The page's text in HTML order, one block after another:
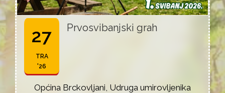
27
TRA
'26
Prvosvibanjski grah
Općina Brckovljani, Udruga umirovljenika